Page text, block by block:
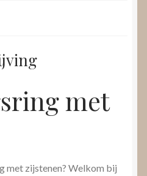
met
met zijstenen? Welkom bij